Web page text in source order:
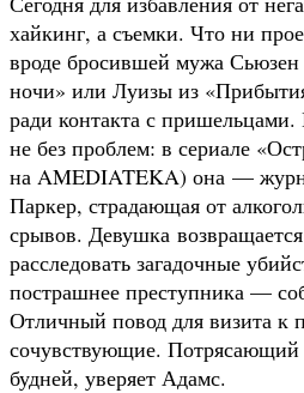
хайкинг, а съемки. Что ни
вроде бросившей мужа
ночи» или Луизы из
ради контакта с
не без проблем: в сериале
на AMEDIATEKA) она —
Паркер, страдающая от
срывов. Девушка
расследовать загадочные
пострашнее преступника —
Отличный повод для визита к
сочувствующие. Потрясающий
будней, уверяет Адамс.